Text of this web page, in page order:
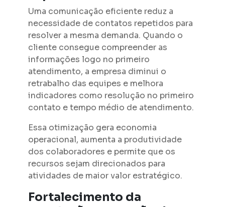
Uma comunicação eficiente reduz a
necessidade de contatos repetidos para
resolver a mesma demanda. Quando o
cliente consegue compreender as
informações logo no primeiro
atendimento, a empresa diminui o
retrabalho das equipes e melhora
indicadores como resolução no primeiro
contato e tempo médio de atendimento.
Essa otimização gera economia
operacional, aumenta a produtividade
dos colaboradores e permite que os
recursos sejam direcionados para
atividades de maior valor estratégico.
Fortalecimento da